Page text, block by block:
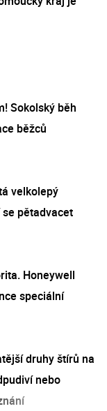
Sokolský běh
běžců
velkolepý
pětadvacet
Honeywell
speciální
druhy štírů na
nebo